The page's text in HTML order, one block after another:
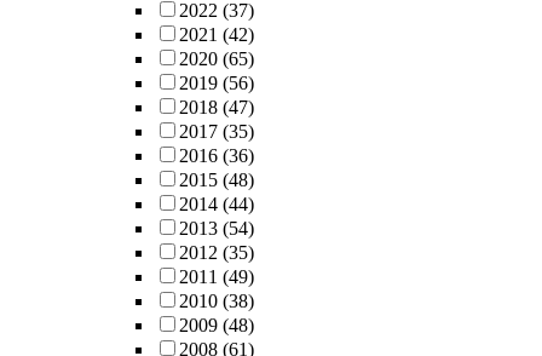
2022 (37)
2021 (42)
2020 (65)
2019 (56)
2018 (47)
2017 (35)
2016 (36)
2015 (48)
2014 (44)
2013 (54)
2012 (35)
2011 (49)
2010 (38)
2009 (48)
2008 (61)